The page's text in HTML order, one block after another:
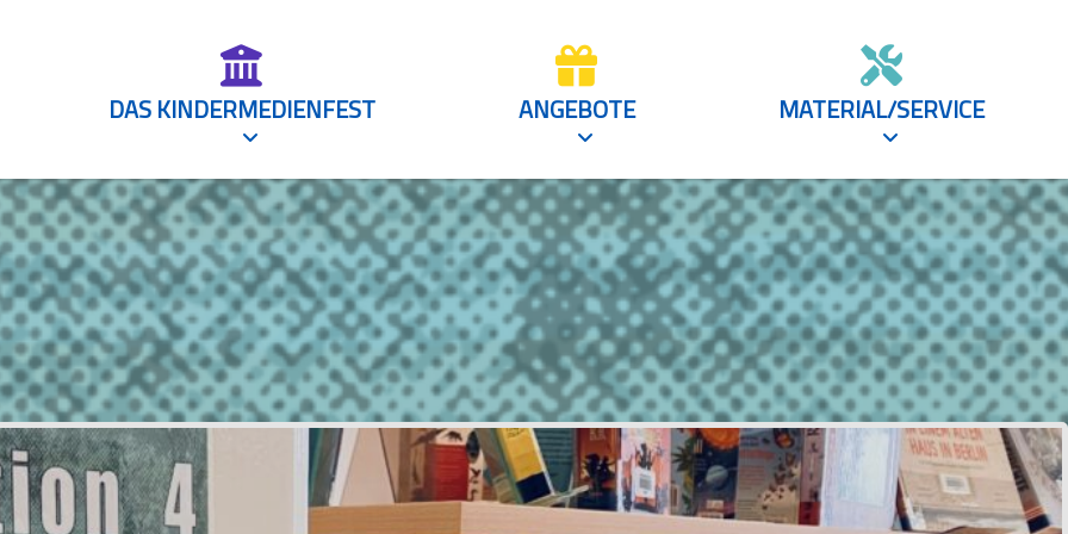
DAS KINDERMEDIENFEST ANGEBOTE MATERIAL/SERVICE